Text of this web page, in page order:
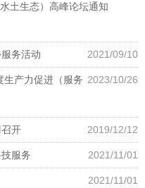
土生态）高峰论坛通知
2021/09/10
务活动
2023/10/26
生产力促进（服务
2019/12/12
开
2021/11/01
服务
2021/11/01